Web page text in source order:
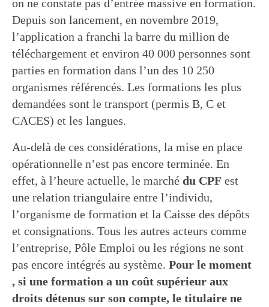
on ne constate pas d’entrée massive en formation.
Depuis son lancement, en novembre 2019,
l’application a franchi la barre du million de
téléchargement et environ 40 000 personnes sont
parties en formation dans l’un des 10 250
organismes référencés. Les formations les plus
demandées sont le transport (permis B, C et
CACES) et les langues.
Au-delà de ces considérations, la mise en place
opérationnelle n’est pas encore terminée. En
effet, à l’heure actuelle, le marché du CPF est
une relation triangulaire entre l’individu,
l’organisme de formation et la Caisse des dépôts
et consignations. Tous les autres acteurs comme
l’entreprise, Pôle Emploi ou les régions ne sont
pas encore intégrés au système. Pour le moment
, si une formation a un coût supérieur aux
droits détenus sur son compte, le titulaire ne